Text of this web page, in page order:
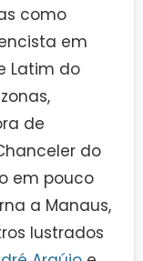
como
em
Latim do
de
do
em pouco
a Manaus,
lustrados